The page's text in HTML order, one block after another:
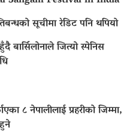
सूचीमा रेडिट पनि थपियो
जित्यो स्पेनिस
८ नेपालीलाई प्रहरीको जिम्मा,